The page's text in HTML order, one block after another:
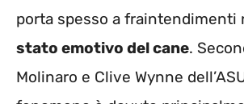
porta spesso a fraintendimenti
stato emotivo del cane.
Molinaro e Clive Wynne